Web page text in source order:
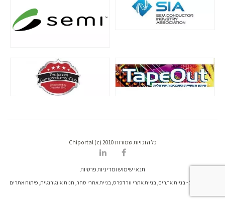
כל הזכויות שמורות Chiportal (c) 2010
תנאי שימוש ומדיניות פרטיות
דרונט דיגיטל - בניית אתרים, בניית אתרי וורדפרס, בניית אתרי סחר, חנות אינטרנטית, פיתוח אתרים